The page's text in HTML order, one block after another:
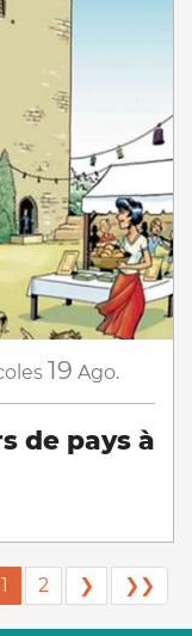
19 Ago.
de pays à
1 2 ❯ ❯❯